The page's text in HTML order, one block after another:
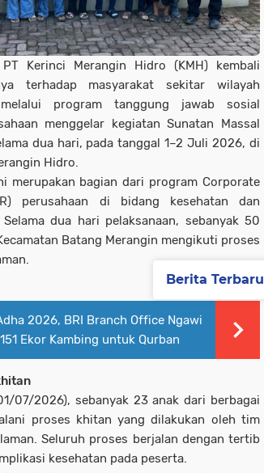
Kerinci Merangin Hidro (KMH) kembali
terhadap masyarakat sekitar wilayah
program tanggung jawab sosial
menggelar kegiatan Sunatan Massal
dua hari, pada tanggal 1–2 Juli 2026, di
Hidro.
merupakan bagian dari program Corporate
perusahaan di bidang kesehatan dan
dua hari pelaksanaan, sebanyak 50
Batang Merangin mengikuti proses
2026, BRI Branch Office Ngawi
Ekor Kambing untuk Qurban
07/2026), sebanyak 23 anak dari berbagai
proses khitan yang dilakukan oleh tim
Seluruh proses berjalan dengan tertib
kesehatan pada peserta.
Berita Terbaru